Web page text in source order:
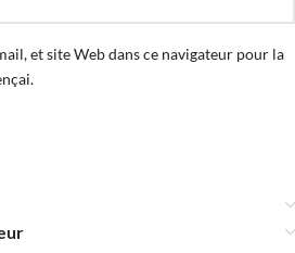
et site Web dans ce navigateur pour la